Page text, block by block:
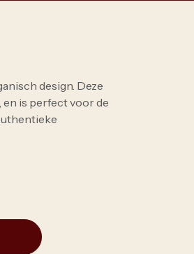
design. Deze
en is perfect voor de